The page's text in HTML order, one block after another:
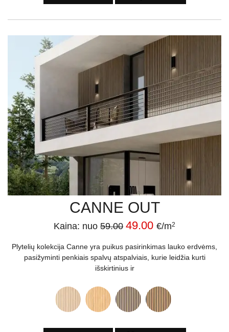
CANNE OUT
Kaina: nuo 59.00 49.00 €/m2
Plytelių kolekcija Canne yra puikus pasirinkimas lauko erdvėms,
pasižyminti penkiais spalvų atspalviais, kurie leidžia kurti
išskirtinius ir